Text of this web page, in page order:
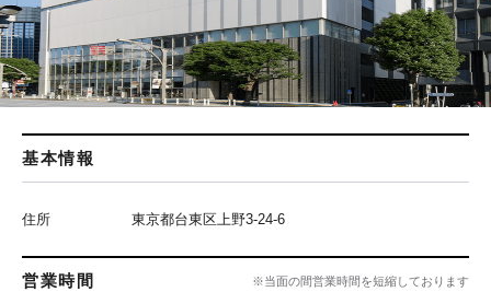
基本情報
住所 東京都台東区上野3-24-6
営業時間 ※当面の間営業時間を短縮しております